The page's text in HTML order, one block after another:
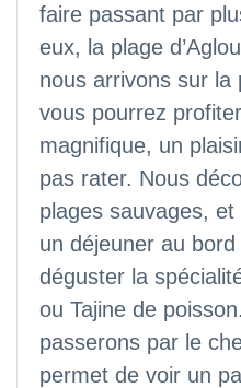
faire passant par
eux, la plage
nous arrivons sur la
vous pourrez
magnifique, un
pas rater. Nous
plages sauvages,
un déjeuner au bord
déguster la
ou Tajine de
passerons par le
permet de voir un